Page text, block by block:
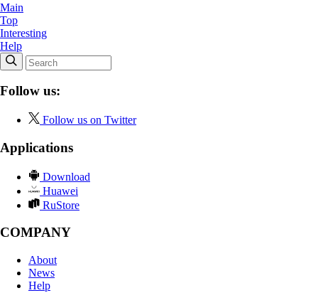
Main
Top
Interesting
Help
Follow us:
Follow us on Twitter
Applications
Download
Huawei
RuStore
COMPANY
About
News
Help